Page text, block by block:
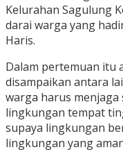
Kelurahan Sagulung
darai warga yang
Haris.
Dalam pertemuan itu
disampaikan antara
warga harus
lingkungan tempat
supaya lingkungan
lingkungan yang